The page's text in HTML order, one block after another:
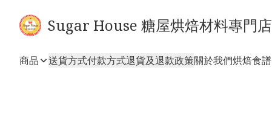
Sugar House 糖屋烘焙材料專門店
商品 送貨方式付款方式退貨及退款政策關於我們烘焙食譜